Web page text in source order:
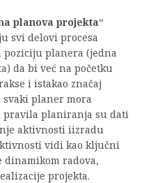
planova projekta“
svi delovi procesa
planera (jedna
da bi već na početku
i istakao značaj
planer mora
planiranja su dati
aktivnosti iizradu
vidi kao ključni
dinamikom radova,
projekta.